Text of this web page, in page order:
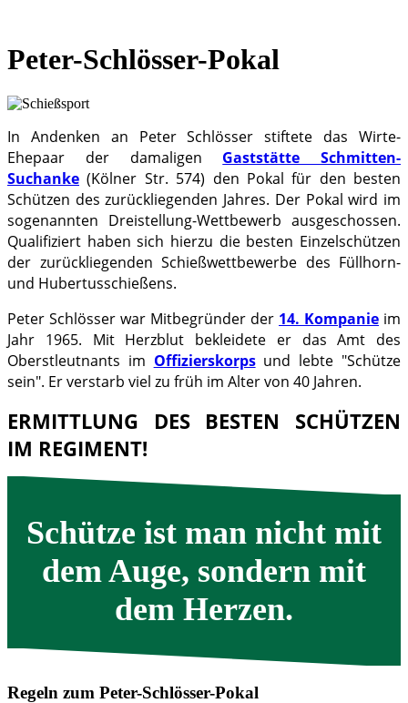
Peter-Schlösser-Pokal
In Andenken an Peter Schlösser stiftete das Wirte-
Ehepaar der damaligen Gaststätte Schmitten-
Suchanke (Kölner Str. 574) den Pokal für den besten
Schützen des zurückliegenden Jahres. Der Pokal wird im
sogenannten Dreistellung-Wettbewerb ausgeschossen.
Qualifiziert haben sich hierzu die besten Einzelschützen
der zurückliegenden Schießwettbewerbe des Füllhorn-
und Hubertusschießens.
Peter Schlösser war Mitbegründer der 14. Kompanie im
Jahr 1965. Mit Herzblut bekleidete er das Amt des
Oberstleutnants im Offizierskorpsund lebte "Schütze
sein". Er verstarb viel zu früh im Alter von 40 Jahren.
ERMITTLUNG DES BESTEN SCHÜTZEN
IM REGIMENT!
Schütze ist man nicht mit
dem Auge, sondern mit
dem Herzen.
Regeln zum Peter-Schlösser-Pokal